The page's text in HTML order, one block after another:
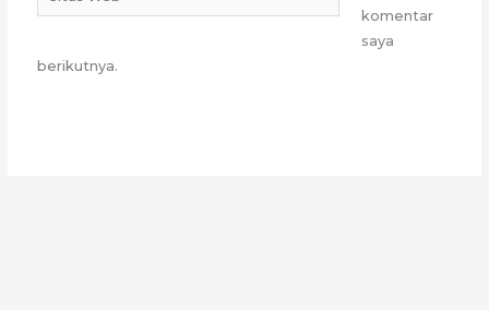
Web
komentar
saya
berikutnya.